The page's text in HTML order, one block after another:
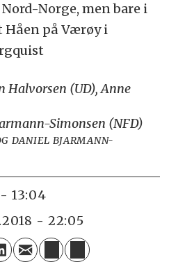
Norge, men bare i
på Værøy i
Halvorsen (UD), Anne
Simonsen (NFD)
DANIEL BJARMANN-
- 13:04
- 22:05